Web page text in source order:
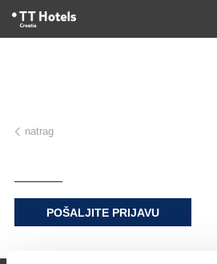
natrag
POŠALJITE PRIJAVU